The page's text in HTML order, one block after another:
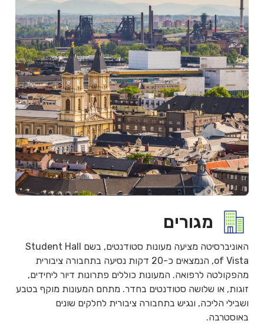
מגורים
האוניברסיטה מציעה מעונות סטודנטים, בשם Student Hall
of Vista, הנמצאים כ-20 דקות נסיעה בתחבורה ציבורית
מהפקולטה לרפואה. המעונות כוללים פתרונות דיור ליחידים,
זוגות, או שלושה סטודנטים בחדר. מתחם המעונות מוקף בטבע
ושבילי הליכה, ונגיש בתחבורה ציבורית לחלקים שונים
באוסטרבה.